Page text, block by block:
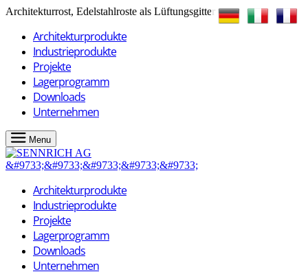
Architekturrost, Edelstahlroste als Lüftungsgitter
Architekturprodukte
Industrieprodukte
Projekte
Lagerprogramm
Downloads
Unternehmen
Menu
Architekturprodukte
Industrieprodukte
Projekte
Lagerprogramm
Downloads
Unternehmen